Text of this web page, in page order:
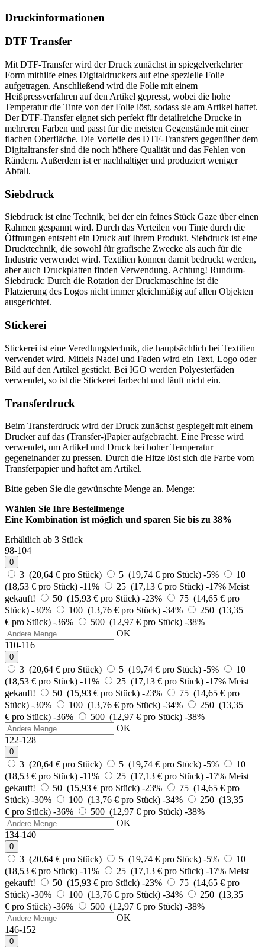
Druckinformationen
DTF Transfer
Mit DTF-Transfer wird der Druck zunächst in spiegelverkehrter
Form mithilfe eines Digitaldruckers auf eine spezielle Folie
aufgetragen. Anschließend wird die Folie mit einem
Heißpressverfahren auf den Artikel gepresst, wobei die hohe
Temperatur die Tinte von der Folie löst, sodass sie am Artikel haftet.
Der DTF-Transfer eignet sich perfekt für detailreiche Drucke in
mehreren Farben und passt für die meisten Gegenstände mit einer
flachen Oberfläche. Die Vorteile des DTF-Transfers gegenüber dem
Digitaltransfer sind die noch höhere Qualität und das Fehlen von
Rändern. Außerdem ist er nachhaltiger und produziert weniger
Abfall.
Siebdruck
Siebdruck ist eine Technik, bei der ein feines Stück Gaze über einen
Rahmen gespannt wird. Durch das Verteilen von Tinte durch die
Öffnungen entsteht ein Druck auf Ihrem Produkt. Siebdruck ist eine
Drucktechnik, die sowohl für grafische Zwecke als auch für die
Industrie verwendet wird. Textilien können damit bedruckt werden,
aber auch Druckplatten finden Verwendung. Achtung! Rundum-
Siebdruck: Durch die Rotation der Druckmaschine ist die
Platzierung des Logos nicht immer gleichmäßig auf allen Objekten
ausgerichtet.
Stickerei
Stickerei ist eine Veredlungstechnik, die hauptsächlich bei Textilien
verwendet wird. Mittels Nadel und Faden wird ein Text, Logo oder
Bild auf den Artikel gestickt. Bei IGO werden Polyesterfäden
verwendet, so ist die Stickerei farbecht und läuft nicht ein.
Transferdruck
Beim Transferdruck wird der Druck zunächst gespiegelt mit einem
Drucker auf das (Transfer-)Papier aufgebracht. Eine Presse wird
verwendet, um Artikel und Druck bei hoher Temperatur
gegeneinander zu pressen. Durch die Hitze löst sich die Farbe vom
Transferpapier und haftet am Artikel.
Bitte geben Sie die gewünschte Menge an. Menge:
Wählen Sie Ihre Bestellmenge
Eine Kombination ist möglich und sparen Sie bis zu 38%
Erhältlich ab 3 Stück
98-104
0
3 (20,64 € pro Stück) 5 (19,74 € pro Stück) -5%
10
(18,53 € pro Stück) -11% 25 (17,13 € pro Stück) -17% Meist
gekauft!
50 (15,93 € pro Stück) -23%
75 (14,65 € pro
Stück) -30% 100 (13,76 € pro Stück) -34%
250 (13,35
€ pro Stück) -36% 500 (12,97 € pro Stück) -38%
OK
110-116
0
3 (20,64 € pro Stück) 5 (19,74 € pro Stück) -5%
10
(18,53 € pro Stück) -11% 25 (17,13 € pro Stück) -17% Meist
gekauft!
50 (15,93 € pro Stück) -23%
75 (14,65 € pro
Stück) -30% 100 (13,76 € pro Stück) -34%
250 (13,35
€ pro Stück) -36% 500 (12,97 € pro Stück) -38%
OK
122-128
0
3 (20,64 € pro Stück) 5 (19,74 € pro Stück) -5%
10
(18,53 € pro Stück) -11% 25 (17,13 € pro Stück) -17% Meist
gekauft!
50 (15,93 € pro Stück) -23%
75 (14,65 € pro
Stück) -30% 100 (13,76 € pro Stück) -34%
250 (13,35
€ pro Stück) -36% 500 (12,97 € pro Stück) -38%
OK
134-140
0
3 (20,64 € pro Stück) 5 (19,74 € pro Stück) -5%
10
(18,53 € pro Stück) -11% 25 (17,13 € pro Stück) -17% Meist
gekauft!
50 (15,93 € pro Stück) -23%
75 (14,65 € pro
Stück) -30% 100 (13,76 € pro Stück) -34%
250 (13,35
€ pro Stück) -36% 500 (12,97 € pro Stück) -38%
OK
146-152
0